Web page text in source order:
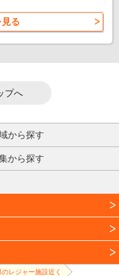
る
プへ
から探す
から探す
レジャー施設近く